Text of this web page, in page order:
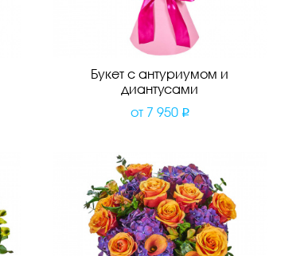
Букет с антуриумом и
диантусами
от 7 950